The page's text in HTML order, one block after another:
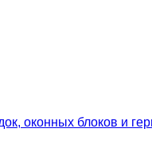
оконных блоков и